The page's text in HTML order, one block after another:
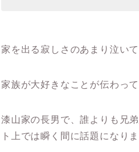
家を出る寂しさのあまり泣い
家族が大好きなことが伝わって
漆山家の長男で、誰よりも兄
ト上では瞬く間に話題になりま